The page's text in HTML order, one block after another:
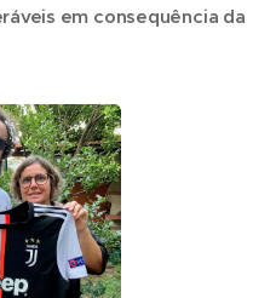
em consequência da